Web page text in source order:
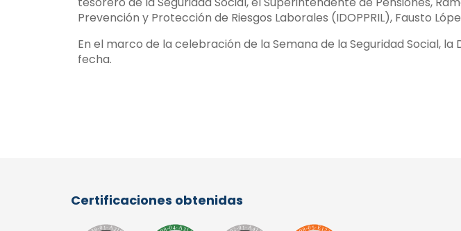
Prevención y Protección de Riesgos Laborales (IDOPPRIL), Fausto
En el marco de la celebración de la Semana de la Seguridad
fecha.
Certificaciones obtenidas